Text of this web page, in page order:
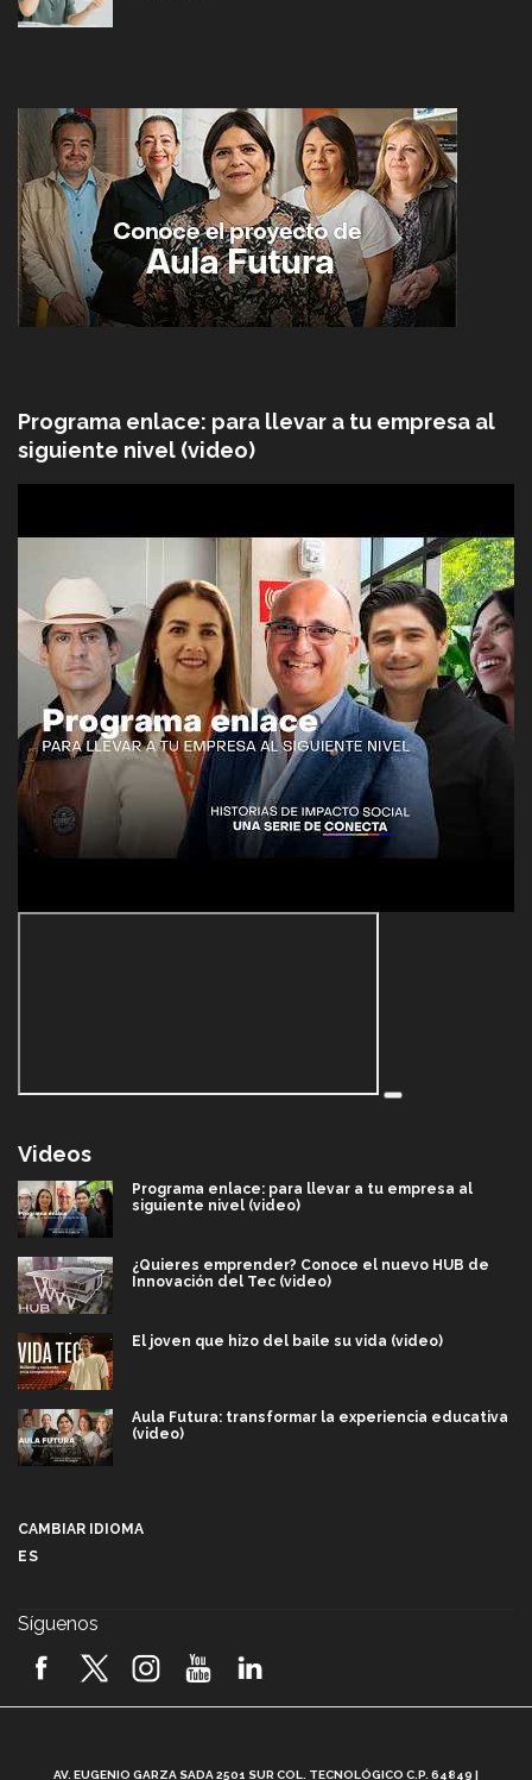
Programa enlace: para llevar a tu empresa al
siguiente nivel (video)
Videos
Programa enlace: para llevar a tu empresa al
siguiente nivel (video)
¿Quieres emprender? Conoce el nuevo HUB de
Innovación del Tec (video)
El joven que hizo del baile su vida (video)
Aula Futura: transformar la experiencia educativa
(video)
2026! (video)
CAMBIAR IDIOMA
ES
Síguenos
AV. EUGENIO GARZA SADA 2501 SUR COL. TECNOLÓGICO C.P. 64849 |